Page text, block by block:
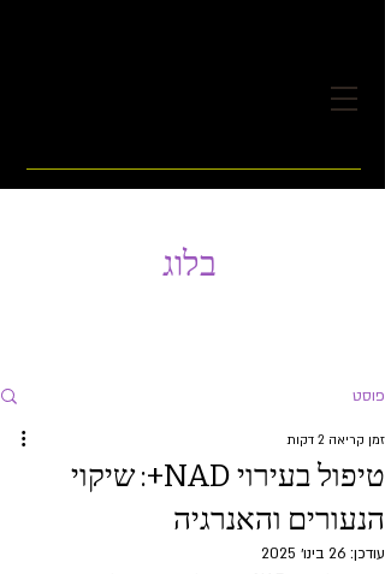
פוסט
טיפול בעירוי NAD+: שיקוי
הנעורים והאנרגיה
זמן קריאה 2 דקות
עודכן: 26 בינו׳ 2025